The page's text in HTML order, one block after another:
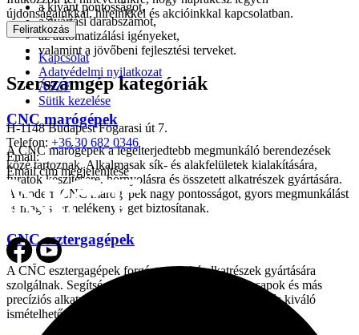
a kívánt pontosságot,
a gyártási darabszámot,
az automatizálási igényeket,
valamint a jövőbeni fejlesztési terveket.
Szerszámgép kategóriák
CNC marógépek
A CNC marógépek a legelterjedtebb megmunkáló berendezések
közé tartoznak. Alkalmasak sík- és alakfelületek kialakítására,
furatok készítésére, hornyolásra és összetett alkatrészek gyártására.
A modern CNC marógépek nagy pontosságot, gyors megmunkálást
és magas termelékenységet biztosítanak.
CNC esztergagépek
A CNC esztergagépek forgástest alakú alkatrészek gyártására
szolgálnak. Segítségükkel tengelyek, perselyek, csapok és más
precíziós alkatrészek készíthetők nagy pontossággal és kiváló
ismételhetőséggel.
újdonságainkkal, híreinkkel és akcióinkkal kapcsolatban.
Feliratkozás
Kapcsolat
Adatvédelmi nyilatkozat
ÁSZF
Sütik kezelése
H-1148 Budapest Fogarasi út 7.
Telefon: +36 30 682 0346
Email:
Email cím megjelenítése